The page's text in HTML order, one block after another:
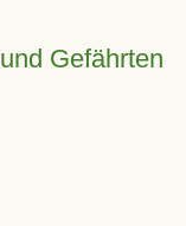
Gefährten